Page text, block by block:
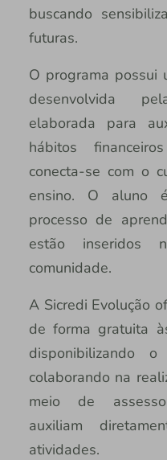
buscando
futuras.
O programa possui
desenvolvida
elaborada para
hábitos
conecta-se com o
ensino. O aluno
processo de
estão inseridos
comunidade.
A Sicredi Evolução
de forma gratuita
disponibilizando
colaborando na
meio de
auxiliam
atividades.